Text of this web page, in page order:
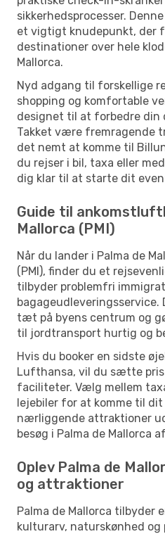
sikkerhedsprocesser.
et vigtigt knudepunkt, der
destinationer over hele
Mallorca.
Nyd adgang til forskellige
shopping og komfortable
designet til at forbedre din
Takket være fremragende
det nemt at komme til
du rejser i bil, taxa eller
dig klar til at starte dit
Guide til
Mallorca (PMI)
Når du lander i Palma de
(PMI), finder du et
tilbyder problemfri
tæt på byens centrum og
til jordtransport hurtig og
Hvis du booker en sidste
Lufthansa, vil du sætte
faciliteter. Vælg mellem
lejebiler for at komme til
nærliggende attraktioner
besøg i Palma de Mallorca
Oplev Palma de
og attraktioner
Palma de Mallorca tilbyder
kulturarv, naturskønhed